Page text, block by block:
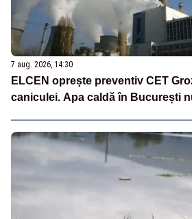
7 aug. 2026, 14:30
ELCEN oprește preventiv CET
caniculei. Apa caldă în București